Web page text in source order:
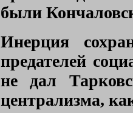
были
Инерция
предателей
не дал
централизма,